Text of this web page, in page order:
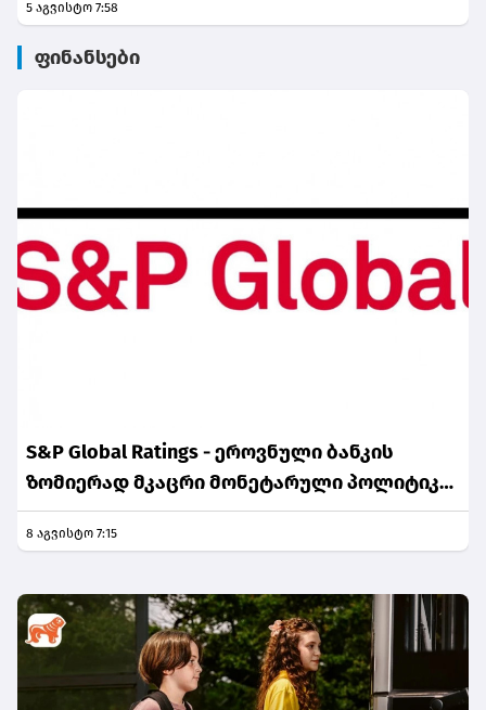
5 აგვისტო 7:58
ფინანსები
S&P Global Ratings - ეროვნული ბანკის
ზომიერად მკაცრი მონეტარული პოლიტიკა
ინფლაციური მოლოდინების სათანადო
დონეზე შენარჩუნებას უწყობს ხელს
8 აგვისტო 7:15